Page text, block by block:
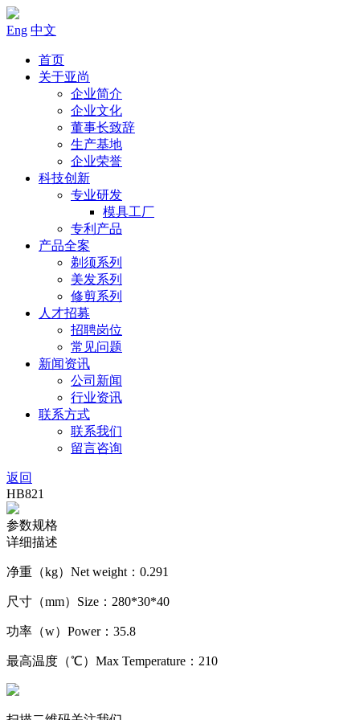
Eng 中文
首页
关于亚尚
企业简介
企业文化
董事长致辞
生产基地
企业荣誉
科技创新
专业研发
模具工厂
专利产品
产品全案
剃须系列
美发系列
修剪系列
人才招募
招聘岗位
常见问题
新闻资讯
公司新闻
行业资讯
联系方式
联系我们
留言咨询
返回
HB821
参数规格
详细描述
净重（kg）Net weight：0.291
尺寸（mm）Size：280*30*40
功率（w）Power：35.8
最高温度（℃）Max Temperature：210